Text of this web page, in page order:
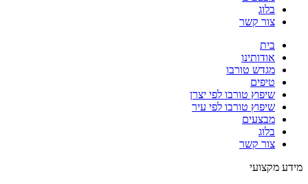
בלוג
צור קשר
בית
אודותינו
מגדש טורבו
טיפים
שיפוץ טורבו לפי יצרן
שיפוץ טורבו לפי עיר
מבצעים
בלוג
צור קשר
מידע מקצועי